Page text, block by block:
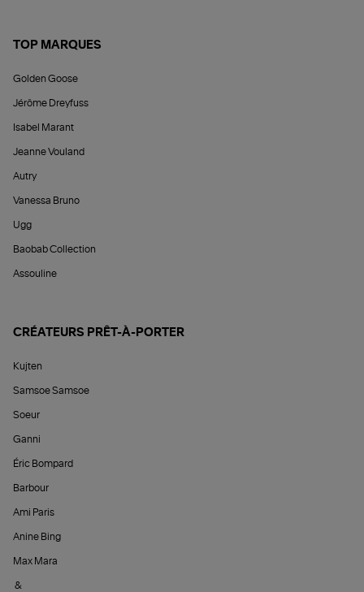
TOP MARQUES
Golden Goose
Jérôme Dreyfuss
Isabel Marant
Jeanne Vouland
Autry
Vanessa Bruno
Ugg
Baobab Collection
Assouline
CRÉATEURS PRÊT-À-PORTER
Kujten
Samsoe Samsoe
Soeur
Ganni
Éric Bompard
Barbour
Ami Paris
Anine Bing
Max Mara
&